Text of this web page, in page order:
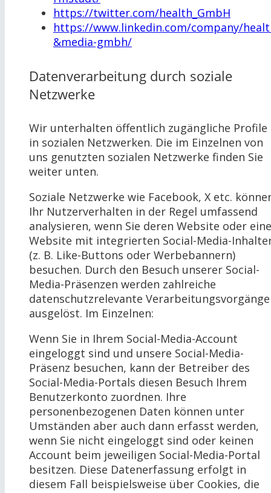
https://twitter.com/health_GmbH
https://www.linkedin.com/company/
&media-gmbh/
Datenverarbeitung durch soziale
Netzwerke
Wir unterhalten öffentlich zugängliche Profile
in sozialen Netzwerken. Die im Einzelnen von
uns genutzten sozialen Netzwerke finden Sie
weiter unten.
Soziale Netzwerke wie Facebook, X etc.
Ihr Nutzerverhalten in der Regel umfassend
analysieren, wenn Sie deren Website oder eine
Website mit integrierten Social-Media-
(z. B. Like-Buttons oder Werbebannern)
besuchen. Durch den Besuch unserer Social-
Media-Präsenzen werden zahlreiche
datenschutzrelevante Verarbeitungsvorgänge
ausgelöst. Im Einzelnen:
Wenn Sie in Ihrem Social-Media-Account
eingeloggt sind und unsere Social-Media-
Präsenz besuchen, kann der Betreiber des
Social-Media-Portals diesen Besuch Ihrem
Benutzerkonto zuordnen. Ihre
personenbezogenen Daten können unter
Umständen aber auch dann erfasst werden,
wenn Sie nicht eingeloggt sind oder keinen
Account beim jeweiligen Social-Media-Portal
besitzen. Diese Datenerfassung erfolgt in
diesem Fall beispielsweise über Cookies, die